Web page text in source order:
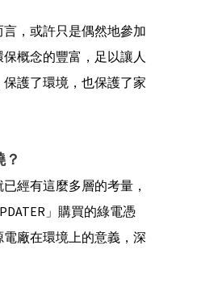
，或許只是偶然地參加
概念的豐富，足以讓人
護了環境，也保護了家
經有這麼多層的考量，
」購買的綠電憑
廠在環境上的意義，深